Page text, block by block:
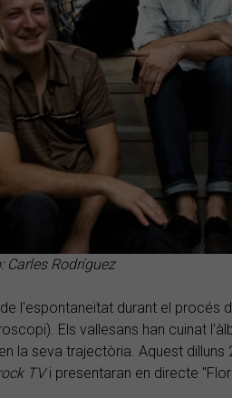
Carles Rodríguez
l'espontaneïtat durant el procés
Els vallesans han cuinat
la seva trajectòria. Aquest
TVi presentaran en directe "Flor